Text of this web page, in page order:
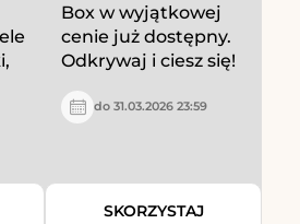
Box w wyjątkowej
cenie już dostępny.
Odkrywaj i ciesz się!
do 31.03.2026 23:59
SKORZYSTAJ